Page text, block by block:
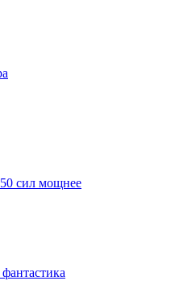
сил мощнее